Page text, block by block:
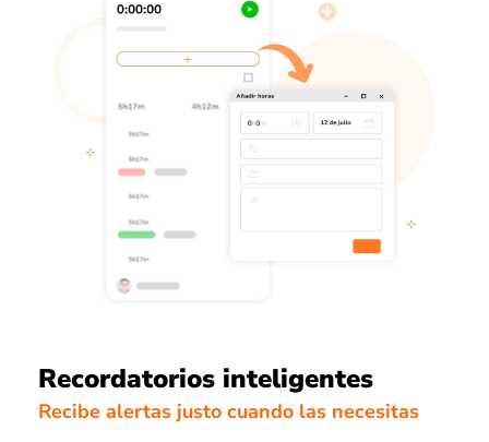
Recordatorios inteligentes
Recibe alertas justo cuando las necesitas